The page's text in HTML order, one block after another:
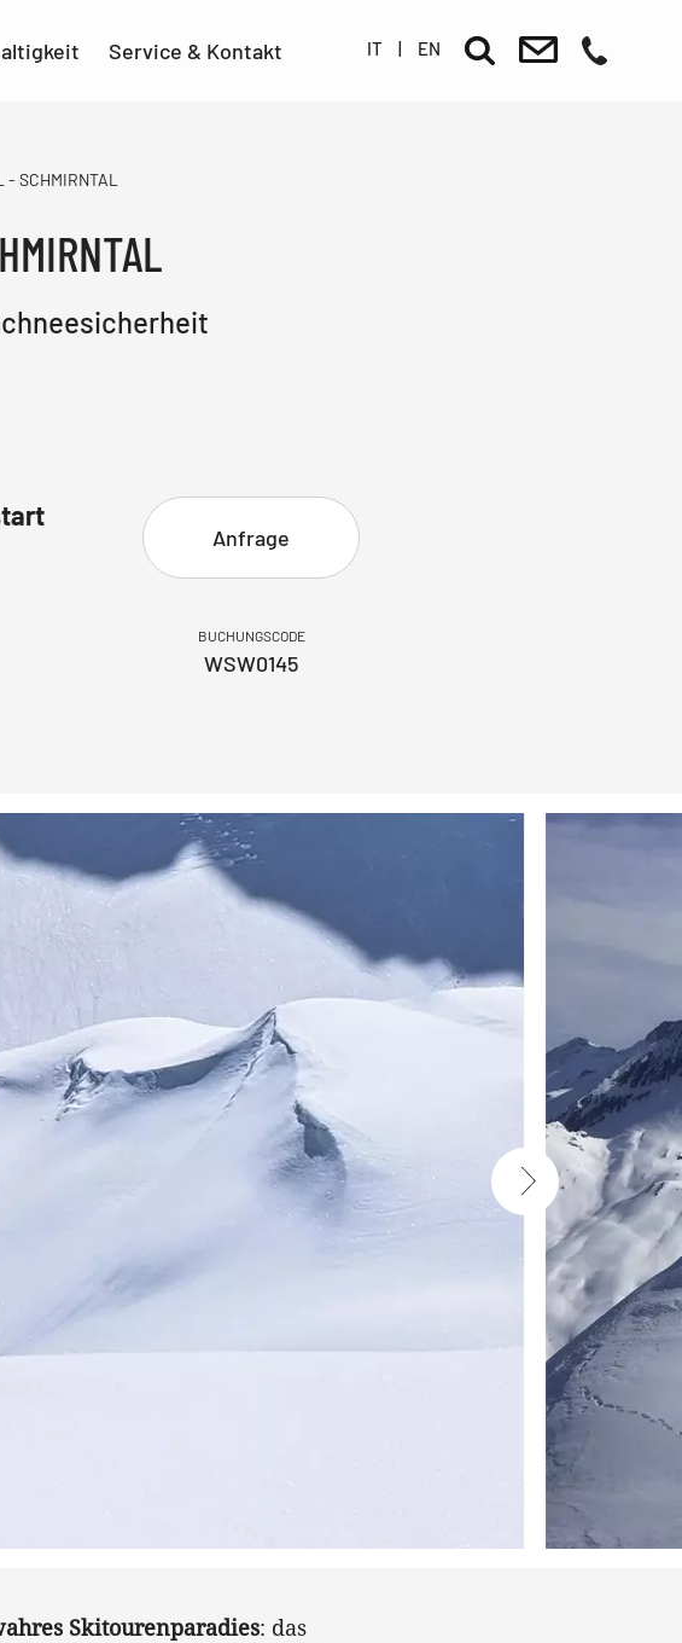
Service & Kontakt IT | EN
- SCHMIRNTAL
Anfrage
BUCHUNGSCODE
WSW0145
Skitourenparadies: das